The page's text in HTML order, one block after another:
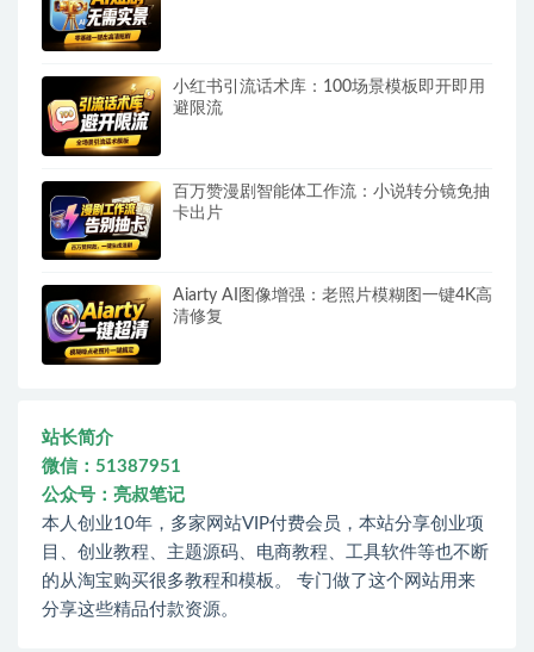
小红书引流话术库：100场景模板即开即用
避限流
百万赞漫剧智能体工作流：小说转分镜免抽
卡出片
Aiarty AI图像增强：老照片模糊图一键4K高
清修复
站长简介
微信：51387951
公众号：亮叔笔记
本人创业10年，多家网站VIP付费会员，本站分享创业项
目、创业教程、主题源码、电商教程、工具软件等也不断
的从淘宝购买很多教程和模板。 专门做了这个网站用来
分享这些精品付款资源。